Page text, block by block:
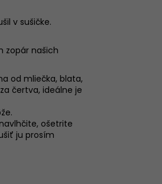
v sušičke.
zopár našich
od mliečka, blata,
čertva, ideálne je
ošetrite
ju prosím